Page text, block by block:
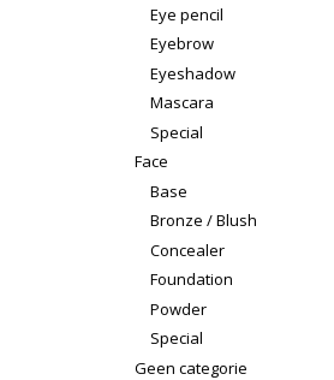
Eye pencil
Eyebrow
Eyeshadow
Mascara
Special
Face
Base
Bronze / Blush
Concealer
Foundation
Powder
Special
Geen categorie